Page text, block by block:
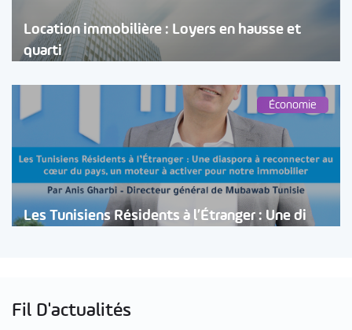
Location immobilière : Loyers en hausse et
quarti
Économie
Les Tunisiens Résidents à l’Étranger : Une di
Fil D'actualités